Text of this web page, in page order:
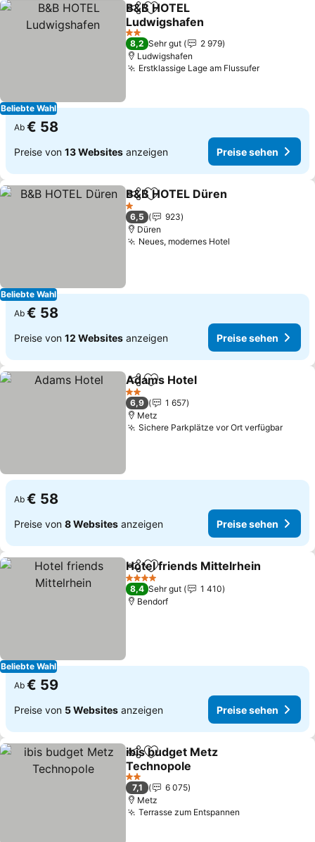
Beliebte Wahl
TeilenZu Favoriten hinzufügen
B&B HOTEL
Ludwigshafen
2 Sterne
8,2 Sehr gut
2 979
Ludwigshafen
Erstklassige Lage am Flussufer
Ab € 58
Preise von 13 Websites anzeigen Preise sehen
Beliebte Wahl
TeilenZu Favoriten hinzufügen
B&B HOTEL Düren
1 Sterne
6,5
923
Düren
Neues, modernes Hotel
Ab € 58
Preise von 12 Websites anzeigen Preise sehen
TeilenZu Favoriten hinzufügen
Adams Hotel
2 Sterne
6,9
1 657
Metz
Sichere Parkplätze vor Ort verfügbar
Ab € 58
Preise von 8 Websites anzeigen Preise sehen
Beliebte Wahl
TeilenZu Favoriten hinzufügen
Hotel friends Mittelrhein
4 Sterne
8,4 Sehr gut
1 410
Bendorf
Ab € 59
Preise von 5 Websites anzeigen Preise sehen
TeilenZu Favoriten hinzufügen
ibis budget Metz
Technopole
2 Sterne
7,1
6 075
Metz
Terrasse zum Entspannen